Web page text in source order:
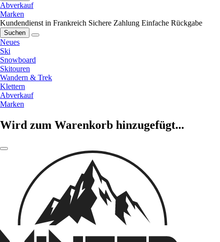
Abverkauf
Marken
Kundendienst in Frankreich Sichere Zahlung Einfache Rückgabe
Suchen
Neues
Ski
Snowboard
Skitouren
Wandern & Trek
Klettern
Abverkauf
Marken
Wird zum Warenkorb hinzugefügt...